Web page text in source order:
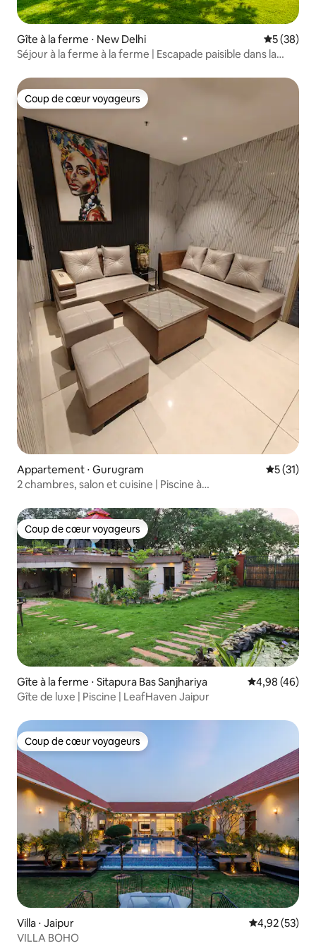
Gîte à la ferme ⋅ New Delhi
5 (38)
Séjour à la ferme à la ferme | Escapade paisible dans la
Coup de cœur voyageurs
Coup de cœur voyageurs
Appartement ⋅ Gurugram
5 (31)
2 chambres, salon et cuisine | Piscine à
Coup de cœur voyageurs
Coup de cœur voyageurs
Gîte à la ferme ⋅ Sitapura Bas Sanjhariya Évaluation
4,98 (46)
Gîte de luxe | Piscine | LeafHaven Jaipur
Coup de cœur voyageurs
Coup de cœur voyageurs
Villa ⋅ Jaipur Évaluation
4,92 (53)
VILLA BOHO